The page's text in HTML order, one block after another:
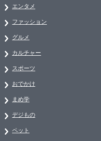
エンタメ
ファッション
グルメ
カルチャー
スポーツ
おでかけ
まめ学
デジもの
ペット